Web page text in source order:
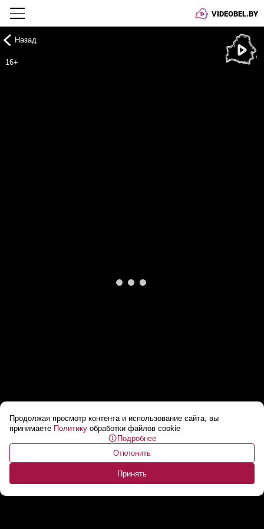
VIDEOBEL.BY
Продолжая просмотр контента и использование сайта, вы
принимаете Политику обработки файлов cookie
Подробнее
Отклонить
Принять
Назад
16+
Си Цзиньпин и Трамп машут детям в Пекине!
// Оркестр и почетный караул...